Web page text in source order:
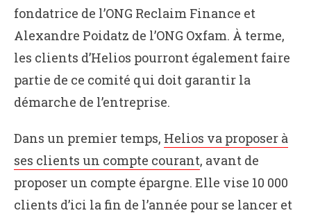
fondatrice de l’ONG Reclaim Finance et
Alexandre Poidatz de l’ONG Oxfam. À terme,
les clients d’Helios pourront également faire
partie de ce comité qui doit garantir la
démarche de l’entreprise.
Dans un premier temps, Helios va proposer à
ses clients un compte courant, avant de
proposer un compte épargne. Elle vise 10 000
clients d’ici la fin de l’année pour se lancer et